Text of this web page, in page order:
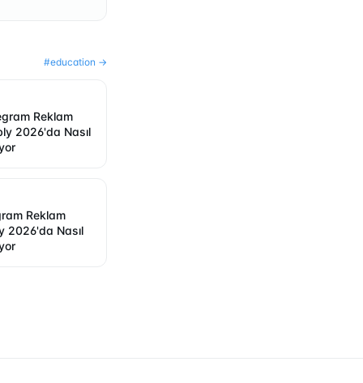
#education →
Reklam
2026'da Nasıl
Reklam
2026'da Nasıl